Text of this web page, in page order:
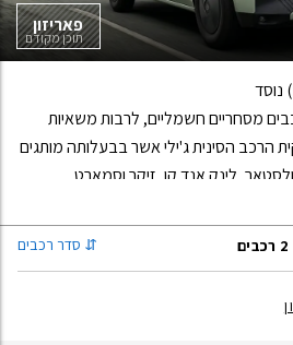
פאריזון
תוכן מקודם
Farizon) נוסד
מסחרייםחשמליים, לרבות משאיות
הרכב הסינית ג'ילי אשר בבעלותה מותגים
לינק אנד קו , זיקרוסמארט.
2 רכבים ⇅ סדר רכבים